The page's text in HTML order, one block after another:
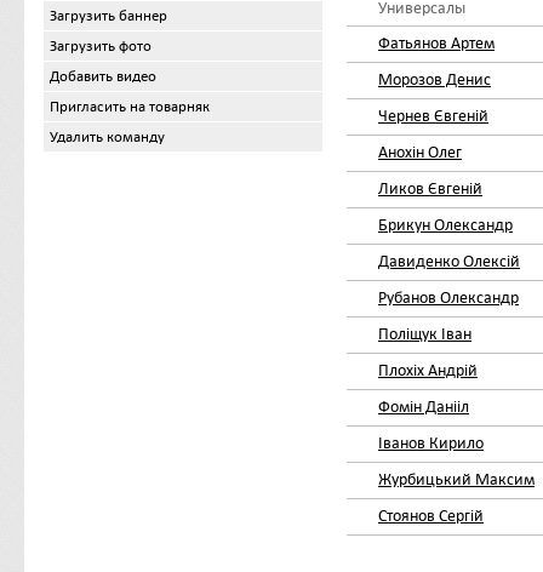
Загрузить баннер
Загрузить фото
Добавить видео
Пригласить на товарняк
Удалить команду
Универсалы
Фатьянов Артем
Морозов Денис
Чернев Євгеній
Анохін Олег
Ликов Євгеній
Брикун Олександр
Давиденко Олексій
Рубанов Олександр
Поліщук Іван
Плохіх Андрій
Фомін Данііл
Іванов Кирило
Журбицький Максим
Стоянов Сергій